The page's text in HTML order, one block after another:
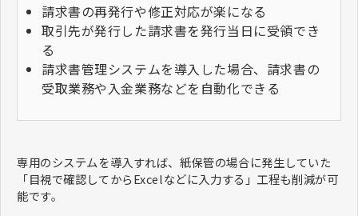
請求書の再発行や修正対応が楽になる
取引先が発行した請求書を発行当日に受領でき
る
請求書管理システムを導入した場合、請求書の
受取業務や入金業務などを自動化できる
専用のシステムを導入すれば、紙保管の場合に発生していた
「目視で確認してからExcelなどに入力する」工程も削減が可
能です。